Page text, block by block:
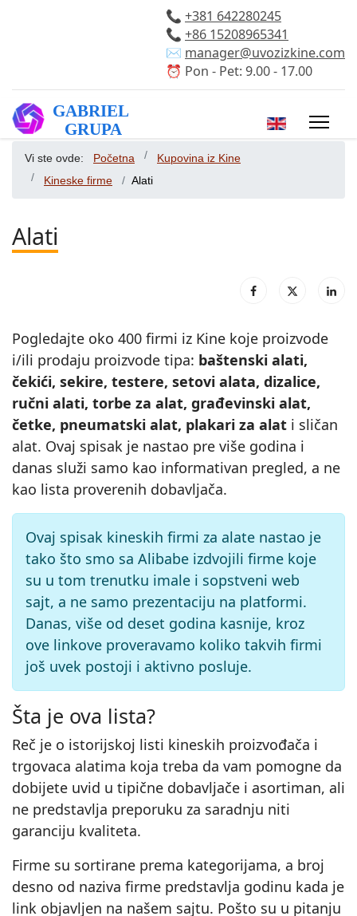
📞 +381 642280245
📞 +86 15208965341
✉️ manager@uvozizkine.com
⏰ Pon - Pet: 9.00 - 17.00
Izaberite vaš
Vi ste ovde: Početna
Kupovina iz Kine
Kineske firme
Alati
Alati
Pogledajte oko 400 firmi iz Kine koje proizvode
i/ili prodaju proizvode tipa: baštenski alati,
čekići, sekire, testere, setovi alata, dizalice,
ručni alati, torbe za alat, građevinski alat,
četke, pneumatski alat, plakari za alat i sličan
alat. Ovaj spisak je nastao pre više godina i
danas služi samo kao informativan pregled, a ne
kao lista proverenih dobavljača.
Ovaj spisak kineskih firmi za alate nastao je
tako što smo sa Alibabe izdvojili firme koje
su u tom trenutku imale i sopstveni web
sajt, a ne samo prezentaciju na platformi.
Danas, više od deset godina kasnije, kroz
ove linkove proveravamo koliko takvih firmi
još uvek postoji i aktivno posluje.
Šta je ova lista?
Reč je o istorijskoj listi kineskih proizvođača i
trgovaca alatima koja treba da vam pomogne da
dobijete uvid u tipične dobavljače i asortiman, ali
ne predstavlja preporuku za saradnju niti
garanciju kvaliteta.
Firme su sortirane prema kategorijama, a broj
desno od naziva firme predstavlja godinu kada je
link objavljen na našem sajtu. Pošto su u pitanju